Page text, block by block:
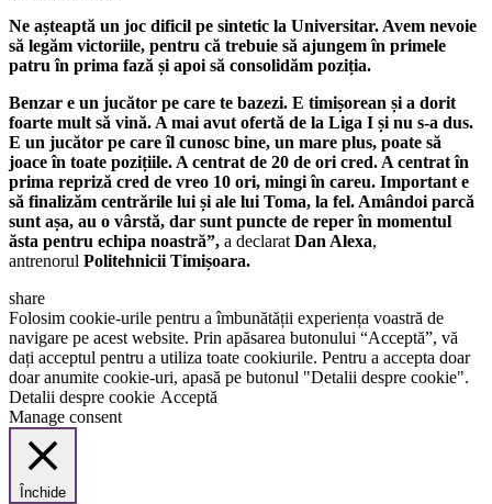
Ne așteaptă un joc dificil pe sintetic la Universitar. Avem nevoie
să legăm victoriile, pentru că trebuie să ajungem în primele
patru în prima fază și apoi să consolidăm poziția.
Benzar e un jucător pe care te bazezi. E timișorean și a dorit
foarte mult să vină. A mai avut ofertă de la Liga I și nu s-a dus.
E un jucător pe care îl cunosc bine, un mare plus, poate să
joace în toate pozițiile. A centrat de 20 de ori cred. A centrat în
prima repriză cred de vreo 10 ori, mingi în careu. Important e
să finalizăm centrările lui și ale lui Toma, la fel. Amândoi parcă
sunt așa, au o vârstă, dar sunt puncte de reper în momentul
ăsta pentru echipa noastră”, a declarat Dan Alexa,
antrenorul Politehnicii Timișoara.
share
Folosim cookie-urile pentru a îmbunătății experiența voastră de
navigare pe acest website. Prin apăsarea butonului “Acceptă”, vă
dați acceptul pentru a utiliza toate cookiurile. Pentru a accepta doar
doar anumite cookie-uri, apasă pe butonul "Detalii despre cookie".
Detalii despre cookie Acceptă
Manage consent
Închide